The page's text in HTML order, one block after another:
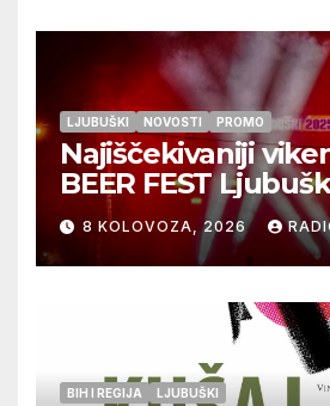
LJUBUŠKI NOVOSTI PROMO
Najiščekivaniji
BEER FEST
9.kolovoza
8 KOLOVOZA, 2026
BIH I REGIJA LJUBUŠKI